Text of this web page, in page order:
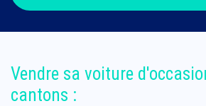
Vendre sa voiture
cantons :